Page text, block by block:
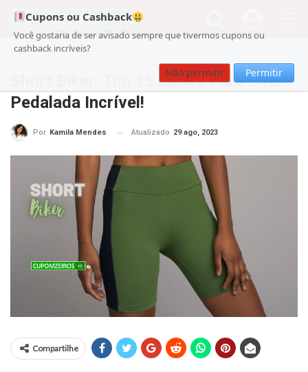
Cupons ou Cashback
Você gostaria de ser avisado sempre que tivermos cupons ou
cashback incríveis?
Não permitir Permitir
Cupom Beleza
Short Biker: Top 15 Looks Para Uma
Pedalada Incrível!
Por Kamila Mendes Atualizado 29 ago, 2023
Compartilhe